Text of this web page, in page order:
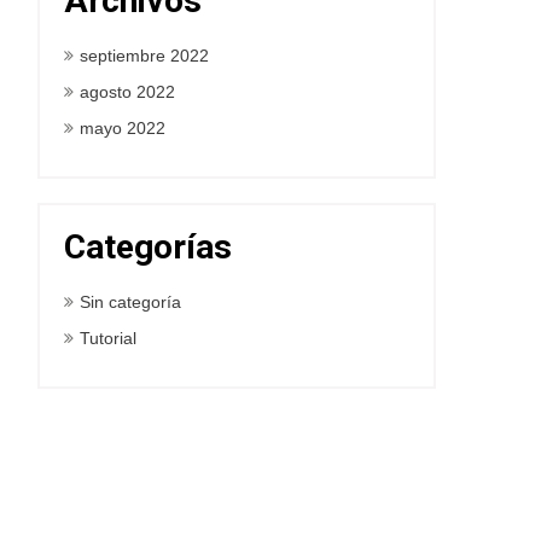
septiembre 2022
agosto 2022
mayo 2022
Categorías
Sin categoría
Tutorial